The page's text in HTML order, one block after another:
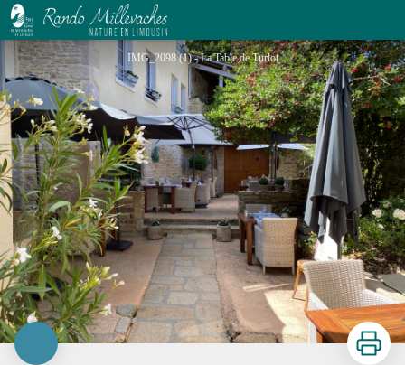
La Table de Turlot
IMG_2098 (1) - La Table de Turlot
Imprimer